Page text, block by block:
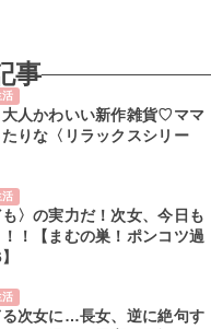
事
活
大人かわいい新作雑貨♡ママ
りな〈リラックスシリー
活
〉の実力だ！次女、今日も
！【まむの巣！ポンコツ過
活
次女に…長女、逆に絶句す